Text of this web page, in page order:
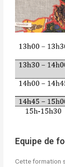
Equipe de
Cette formation